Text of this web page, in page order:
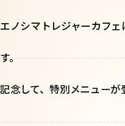
エノシマトレジャーカフ
す。
記念して、特別メニューが